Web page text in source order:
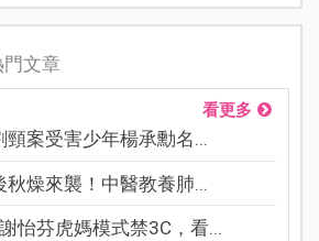
門文章
看更多
頸案受害少年楊承勳名...
秋燥來襲！中醫教養肺...
怡芬虎媽模式禁3C，看...